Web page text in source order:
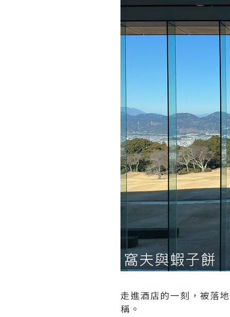
走進酒店的一刻，被落
稱。